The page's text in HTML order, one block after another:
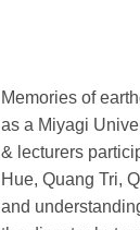
Memories of
as a Miyagi
& lecturers
Hue, Quang Tri,
and